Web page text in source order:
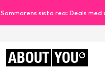
Sommarens sista rea: Deals
ABOUT YOU